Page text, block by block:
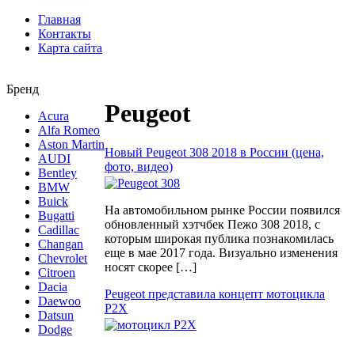
Главная
Контакты
Карта сайта
Бренд
Acura
Alfa Romeo
Aston Martin
AUDI
Bentley
BMW
Buick
Bugatti
Cadillac
Changan
Chevrolet
Citroen
Dacia
Daewoo
Datsun
Dodge
Peugeot
Новый Peugeot 308 2018 в России (цена,
фото, видео)
На автомобильном рынке России появился
обновленный хэтчбек Пежо 308 2018, с
которым широкая публика познакомилась
еще в мае 2017 года. Визуально изменения
носят скорее […]
Peugeot представила концепт мотоцикла
P2X